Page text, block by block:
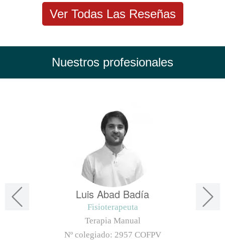
Ver Todas Las Reseñas
Nuestros profesionales
Luis Abad Badía
Fisioterapeuta
Terapia Manual
Nº colegiado: 2957 COFPV